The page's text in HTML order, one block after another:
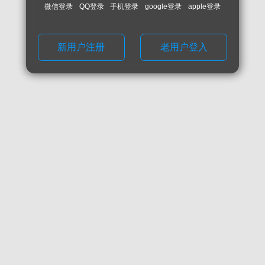
微信登录 QQ登录 手机登录 google登录 apple登录
新用户注册 老用户登入